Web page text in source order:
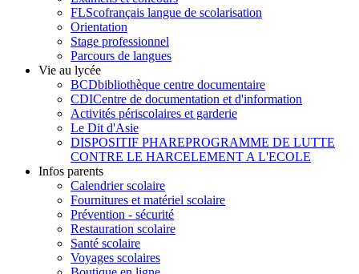
FLScofrançais langue de scolarisation
Orientation
Stage professionnel
Parcours de langues
Vie au lycée
BCDbibliothèque centre documentaire
CDICentre de documentation et d'information
Activités périscolaires et garderie
Le Dit d'Asie
DISPOSITIF PHAREPROGRAMME DE LUTTE
CONTRE LE HARCELEMENT A L'ECOLE
Infos parents
Calendrier scolaire
Fournitures et matériel scolaire
Prévention - sécurité
Restauration scolaire
Santé scolaire
Voyages scolaires